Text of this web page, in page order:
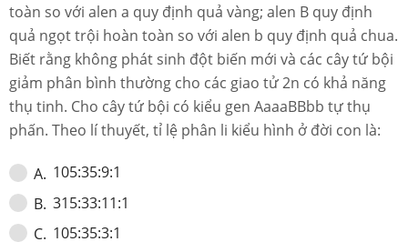
toàn so với alen a quy định quả vàng; alen B quy định
quả ngọt trội hoàn toàn so với alen b quy định quả chua.
Biết rằng không phát sinh đột biến mới và các cây tứ bội
giảm phân bình thường cho các giao tử 2n có khả năng
thụ tinh. Cho cây tứ bội có kiểu gen AaaaBBbb tự thụ
phấn. Theo lí thuyết, tỉ lệ phân li kiểu hình ở đời con là:
A. 105:35:9:1
B. 315:33:11:1
C. 105:35:3:1